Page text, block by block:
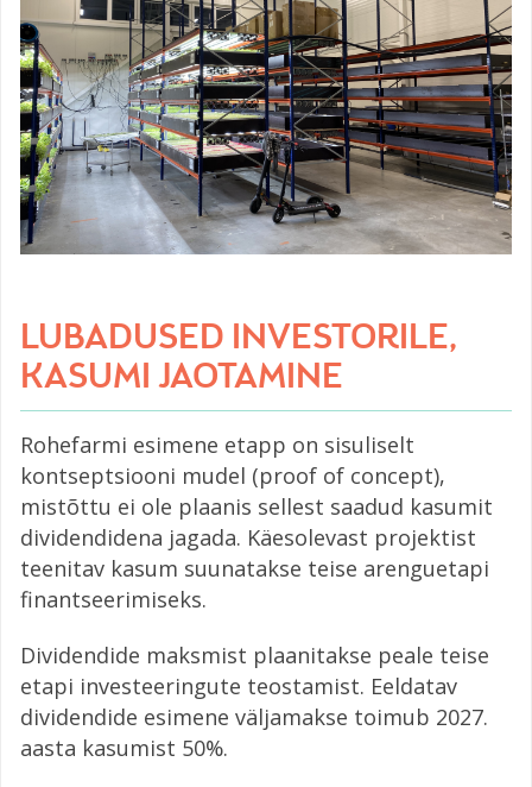
LUBADUSED INVESTORILE,
KASUMI JAOTAMINE
Rohefarmi esimene etapp on sisuliselt
kontseptsiooni mudel (proof of concept),
mistõttu ei ole plaanis sellest saadud kasumit
dividendidena jagada. Käesolevast projektist
teenitav kasum suunatakse teise arenguetapi
finantseerimiseks.
Dividendide maksmist plaanitakse peale teise
etapi investeeringute teostamist. Eeldatav
dividendide esimene väljamakse toimub 2027.
aasta kasumist 50%.